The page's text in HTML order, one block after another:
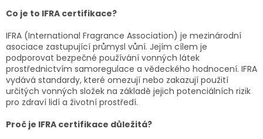
í
p
r
v
k
y
v
p
n
í
Co je to IFRA certifikace?
IFRA (International Fragrance Association) je mezinárodní
asociace zastupující průmysl vůní. Jejím cílem je
podporovat bezpečné používání vonných látek
prostřednictvím samoregulace a vědeckého hodnocení. IFRA
vydává standardy, které omezují nebo zakazují použití
určitých vonných složek na základě jejich potenciálních rizik
pro zdraví lidí a životní prostředí.
Proč je IFRA certifikace důležitá?